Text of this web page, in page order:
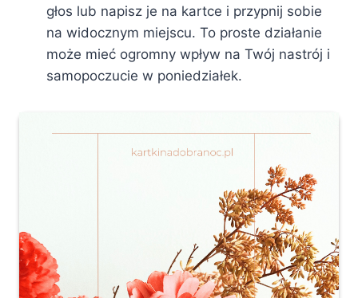
głos lub napisz je na kartce i przypnij sobie
na widocznym miejscu. To proste działanie
może mieć ogromny wpływ na Twój nastrój i
samopoczucie w poniedziałek.